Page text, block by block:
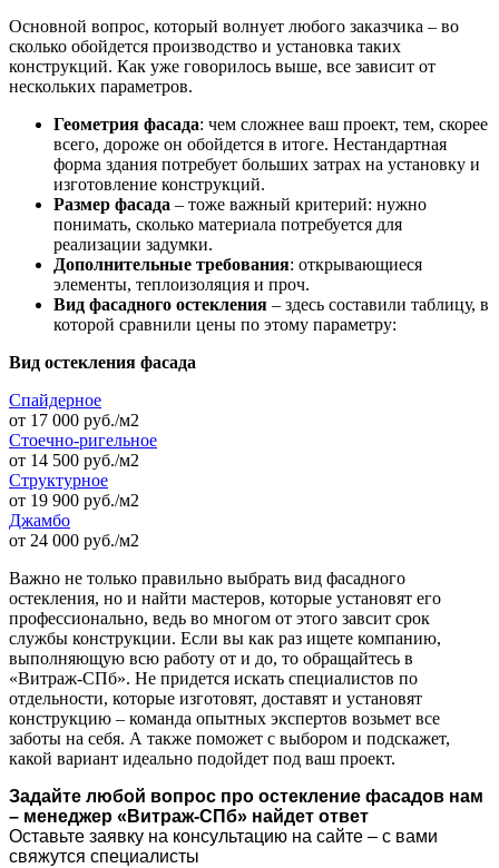
Основной вопрос, который волнует любого заказчика – во
сколько обойдется производство и установка таких
конструкций. Как уже говорилось выше, все зависит от
нескольких параметров.
Геометрия фасада: чем сложнее ваш проект, тем, скорее
всего, дороже он обойдется в итоге. Нестандартная
форма здания потребует больших затрах на установку и
изготовление конструкций.
Размер фасада – тоже важный критерий: нужно
понимать, сколько материала потребуется для
реализации задумки.
Дополнительные требования: открывающиеся
элементы, теплоизоляция и проч.
Вид фасадного остекления – здесь составили таблицу, в
которой сравнили цены по этому параметру:
Вид остекления фасада
Спайдерное
от 17 000 руб./м2
Стоечно-ригельное
от 14 500 руб./м2
Структурное
от 19 900 руб./м2
Джамбо
от 24 000 руб./м2
Важно не только правильно выбрать вид фасадного
остекления, но и найти мастеров, которые установят его
профессионально, ведь во многом от этого завсит срок
службы конструкции. Если вы как раз ищете компанию,
выполняющую всю работу от и до, то обращайтесь в
«Витраж-СПб». Не придется искать специалистов по
отдельности, которые изготовят, доставят и установят
конструкцию – команда опытных экспертов возьмет все
заботы на себя. А также поможет с выбором и подскажет,
какой вариант идеально подойдет под ваш проект.
Задайте любой вопрос про остекление фасадов нам
– менеджер «Витраж-СПб» найдет ответ
Оставьте заявку на консультацию на сайте – с вами
свяжутся специалисты